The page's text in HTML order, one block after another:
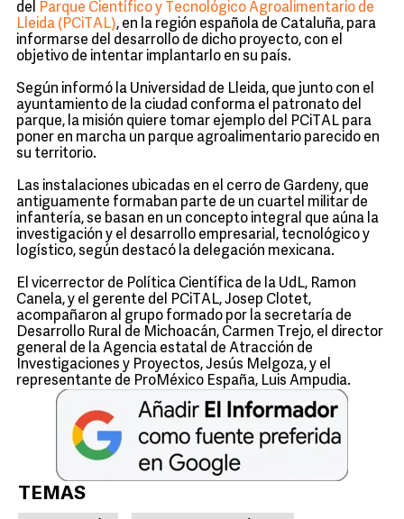
del
Parque Científico y Tecnológico Agroalimentario de
Lleida (PCiTAL), en la región española de Cataluña, para
informarse del desarrollo de dicho proyecto, con el
objetivo de intentar implantarlo en su país.
Según informó la Universidad de Lleida, que junto con el
ayuntamiento de la ciudad conforma el patronato del
parque, la misión quiere tomar ejemplo del PCiTAL para
poner en marcha un parque agroalimentario parecido en
su territorio.
Las instalaciones ubicadas en el cerro de Gardeny, que
antiguamente formaban parte de un cuartel militar de
infantería, se basan en un concepto integral que aúna la
investigación y el desarrollo empresarial, tecnológico y
logístico, según destacó la delegación mexicana.
El vicerrector de Política Científica de la UdL, Ramon
Canela, y el gerente del PCiTAL, Josep Clotet,
acompañaron al grupo formado por la secretaría de
Desarrollo Rural de Michoacán, Carmen Trejo, el director
general de la Agencia estatal de Atracción de
Investigaciones y Proyectos, Jesús Melgoza, y el
representante de ProMéxico España, Luis Ampudia.
TEMAS